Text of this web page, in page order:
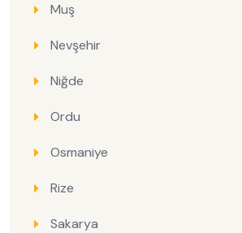
Muş
Nevşehir
Niğde
Ordu
Osmaniye
Rize
Sakarya